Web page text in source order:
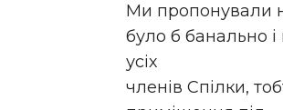
Ми пропонували
було б банально
усіх
членів Спілки,